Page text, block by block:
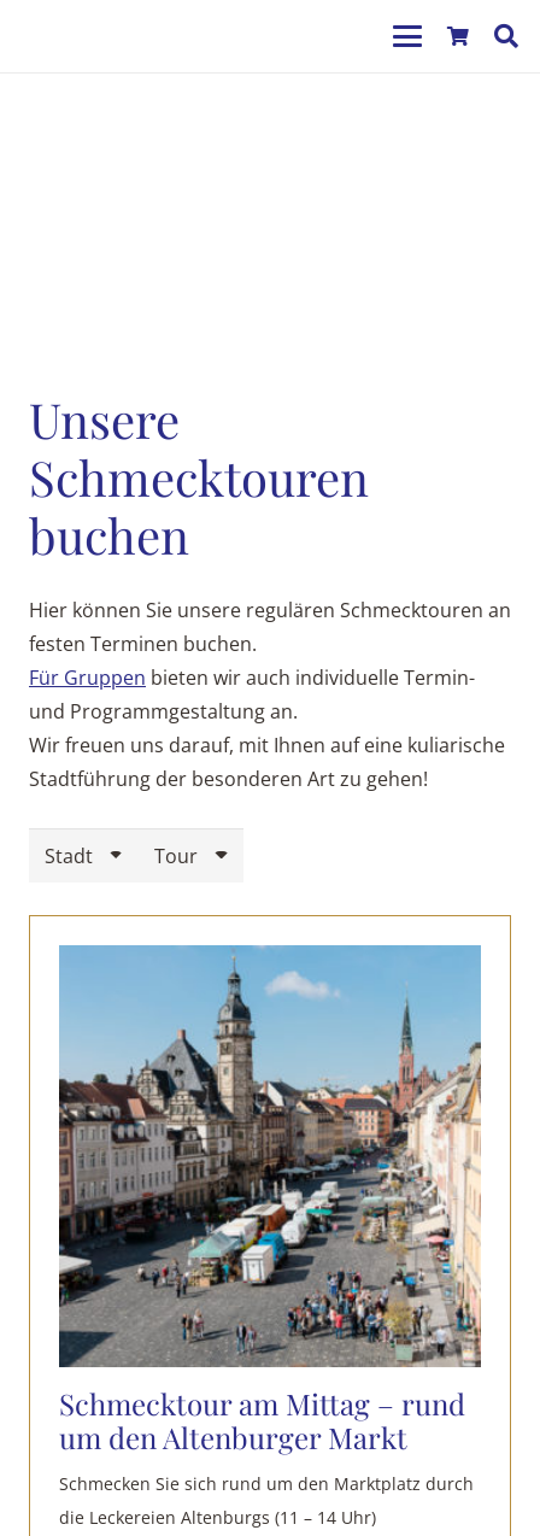
Unsere
Schmecktouren
buchen
Hier können Sie unsere regulären Schmecktouren an
festen Terminen buchen.
Für Gruppen bieten wir auch individuelle Termin-
und Programmgestaltung an.
Wir freuen uns darauf, mit Ihnen auf eine kuliarische
Stadtführung der besonderen Art zu gehen!
Stadt Tour
Schmecktour am Mittag – rund
um den Altenburger Markt
Schmecken Sie sich rund um den Marktplatz durch
die Leckereien Altenburgs (11 – 14 Uhr)